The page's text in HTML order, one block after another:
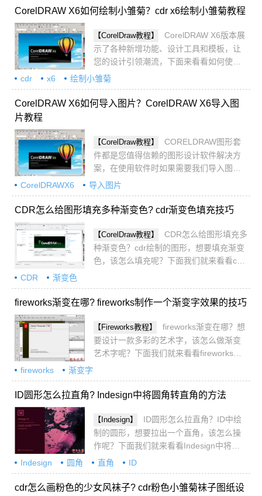
CorelDRAW X6如何绘制小雏菊？cdr x6绘制小雏菊教程
【CorelDraw教程】
CorelDRAW X6版本展
示了各种新增功能、设计工具和模板，让
您的设计引领潮流，下面来看看如何使用
软件绘制清新的小雏菊吧
cdr x6 绘制小雏菊
CorelDRAW X6如何导入图片？CorelDRAW X6导入图
片教程
【CorelDraw教程】
CORELDRAW图形套
件都是您值得信赖的图形设计软件解决方
案，在使用软件时如果需要我们导入图片
该怎恶魔操作呢？下面小编带来了详细步
骤，一起来学习吧
CorelDRAWX6 导入图片
CDR怎么给图形填充多种渐变色? cdr渐变色填充技巧
【CorelDraw教程】
CDR怎么给图形填充多
种渐变色？cdr绘制的图形，想要填充渐变
色，该怎么填充呢？下面我们就来看看cdr
CDR 渐变色
fireworks渐变在哪? fireworks制作一个渐变字效果的技巧
【Fireworks教程】
fireworks渐变在哪？想
要设计一款多彩的艺术字，该怎么做渐变
艺术字呢？下面我们就来看看fireworks制
介绍
fireworks 渐变字
ID圆形怎么拉直角? Indesign中将圆角转直角的方法
【Indesign】
ID圆形怎么拉直角？ID中绘
制的圆形，想要拉出一个直角，该怎么操
作呢？下面我们就来看看Indesign中将圆
角转直角的方法，详细请看下文介绍
Indesign 圆角 直角 ID
cdr怎么画粉色的少女风袜子? cdr粉色小雏菊袜子图纸设